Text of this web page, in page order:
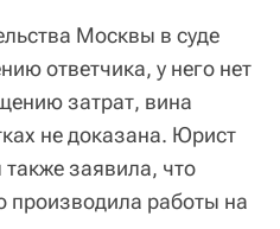
Москвы в суде
ответчика, у него нет
затрат, вина
не доказана. Юрист
заявила, что
производила работы на